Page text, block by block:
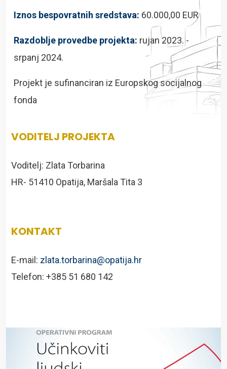
Iznos bespovratnih sredstava: 60.000,00 EUR
Razdoblje provedbe projekta: rujan 2023. -
srpanj 2024.
Projekt je sufinanciran iz Europskog socijalnog
fonda
VODITELJ PROJEKTA
Voditelj: Zlata Torbarina
HR- 51410 Opatija, Maršala Tita 3
KONTAKT
E-mail: zlata.torbarina@opatija.hr
Telefon: +385 51 680 142